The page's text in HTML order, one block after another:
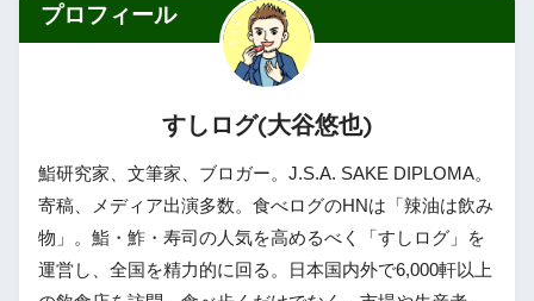
プロフィール
すしログ(大谷悠也)
鮨研究家、文筆家、ブロガー。J.S.A. SAKE DIPLOMA。
寄稿、メディア出演多数。食べログのHNは「辣油は飲み
物」。鮨・鮓・寿司の人気を高めるべく「すしログ」を
運営し、全国を精力的に回る。日本国内外で6,000軒以上